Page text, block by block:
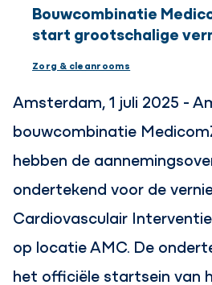
Bouwcombinatie
start grootschalige
Zorg & cleanrooms
Amsterdam, 1 juli 2025 -
bouwcombinatie
hebben de
ondertekend voor de
Cardiovasculair
op locatie AMC. De
het officiële startsein van